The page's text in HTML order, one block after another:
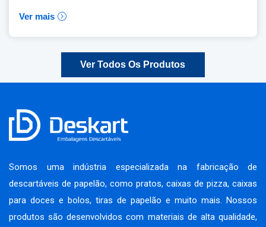
Ver mais
Ver Todos Os Produtos
Somos uma indústria especializada na fabricação de
descartáveis de papelão, como pratos, caixas de pizza, caixas
para doces e bolos, tiras de papelão e muito mais. Nossos
produtos são desenvolvidos com materiais de alta qualidade,